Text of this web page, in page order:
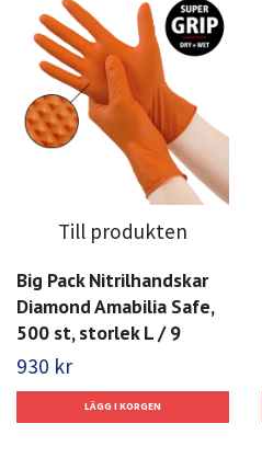
Till produkten
Big Pack Nitrilhandskar
Diamond Amabilia Safe,
500 st, storlek L / 9
930 kr